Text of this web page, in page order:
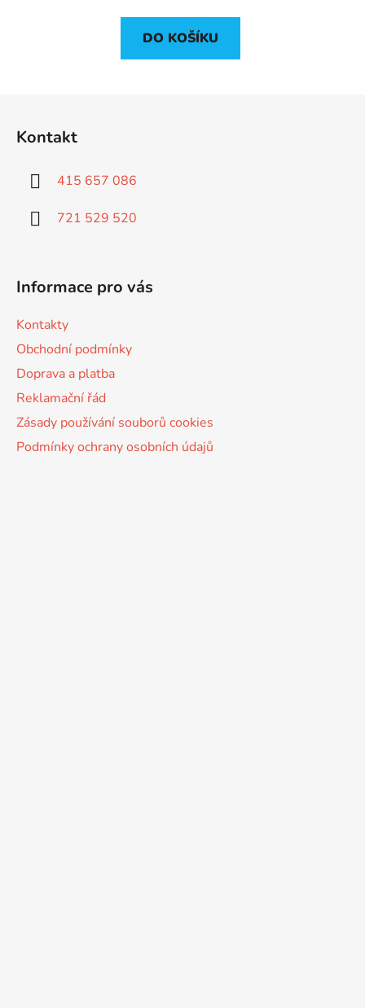
DO KOŠÍKU
Kontakt
415 657 086
721 529 520
Informace pro vás
Kontakty
Obchodní podmínky
Doprava a platba
Reklamační řád
Zásady používání souborů cookies
Podmínky ochrany osobních údajů